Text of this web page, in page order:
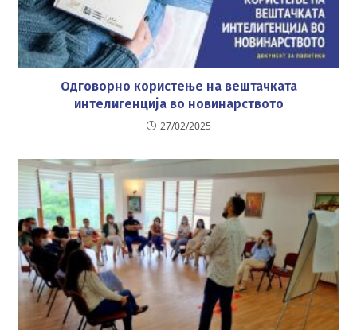
Одговорно користење на вештачката
интелигенција во новинарството
27/02/2025